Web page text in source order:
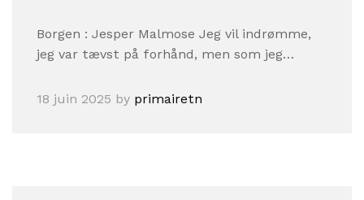
Borgen : Jesper Malmose Jeg vil indrømme,
jeg var tævst på forhånd, men som jeg…
18 juin 2025 by primairetn